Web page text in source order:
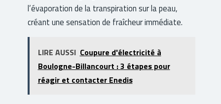
l’évaporation de la transpiration sur la peau,
créant une sensation de fraîcheur immédiate.
LIRE AUSSI Coupure d'électricité à
Boulogne-Billancourt : 3 étapes pour
réagir et contacter Enedis